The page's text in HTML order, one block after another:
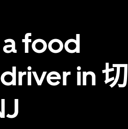
food
in 切